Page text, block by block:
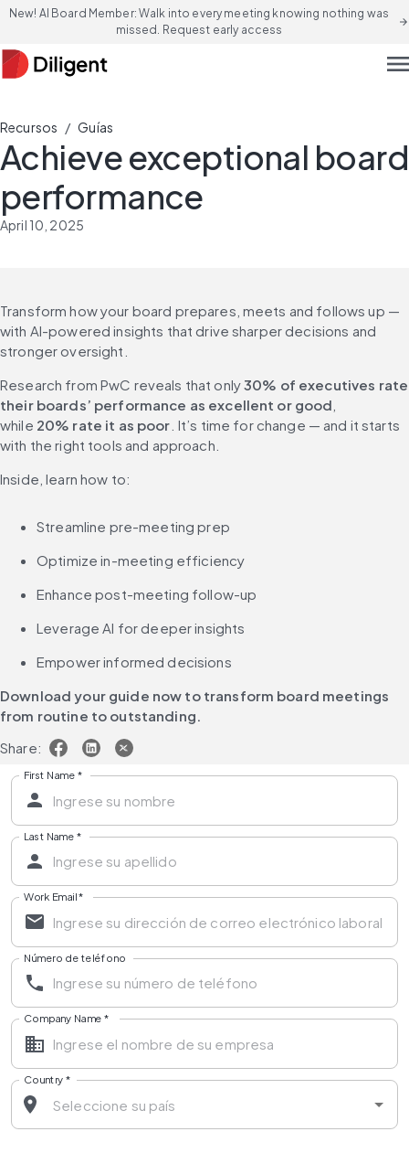
New! AI Board Member: Walk into every meeting knowing nothing was
missed. Request early access
arrow_forward
Recursos / Guías
Achieve exceptional board
performance
April 10, 2025
Transform how your board prepares, meets and follows up —
with AI-powered insights that drive sharper decisions and
stronger oversight.
Research from PwC reveals that only 30% of executives rate
their boards’ performance as excellent or good
while 20% rate it as poor . It’s time for change — and it starts
with the right tools and approach.
Inside, learn how to:
Streamline pre-meeting prep
Optimize in-meeting efficiency
Enhance post-meeting follow-up
Leverage AI for deeper insights
Empower informed decisions
Download your guide now to transform board meetings
from routine to outstanding.
Share:
First Name *
Last Name *
Work Email*
Número de teléfono
Company Name *
Country *